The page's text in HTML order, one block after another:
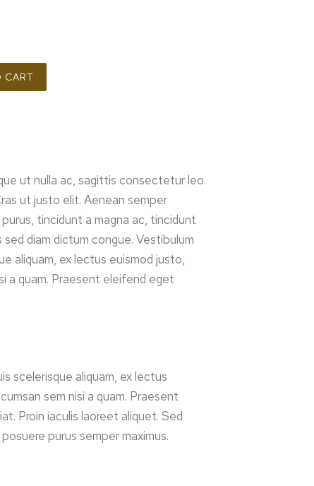
CART
ut nulla ac, sagittis consectetur leo.
ut justo elit. Aenean semper
tincidunt a magna ac, tincidunt
diam dictum congue. Vestibulum
aliquam, ex lectus euismod justo,
a quam. Praesent eleifend eget
scelerisque aliquam, ex lectus
sem nisi a quam. Praesent
Proin iaculis laoreet aliquet. Sed
purus semper maximus.